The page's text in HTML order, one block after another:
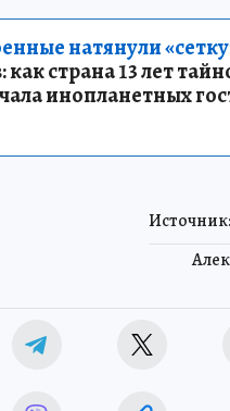
натянули
страна 13 лет
инопланетных
Источник: